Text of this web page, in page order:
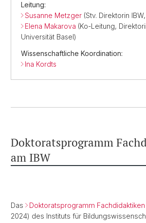
Leitung:
Susanne Metzger (Stv. Direktorin
Elena Makarova (Ko-Leitung,
Universität Basel)
Wissenschaftliche Koordination:
Ina Kordts
Doktoratsprogramm
am IBW
Das Doktoratsprogramm Fachdidaktiken
2024) des Instituts für